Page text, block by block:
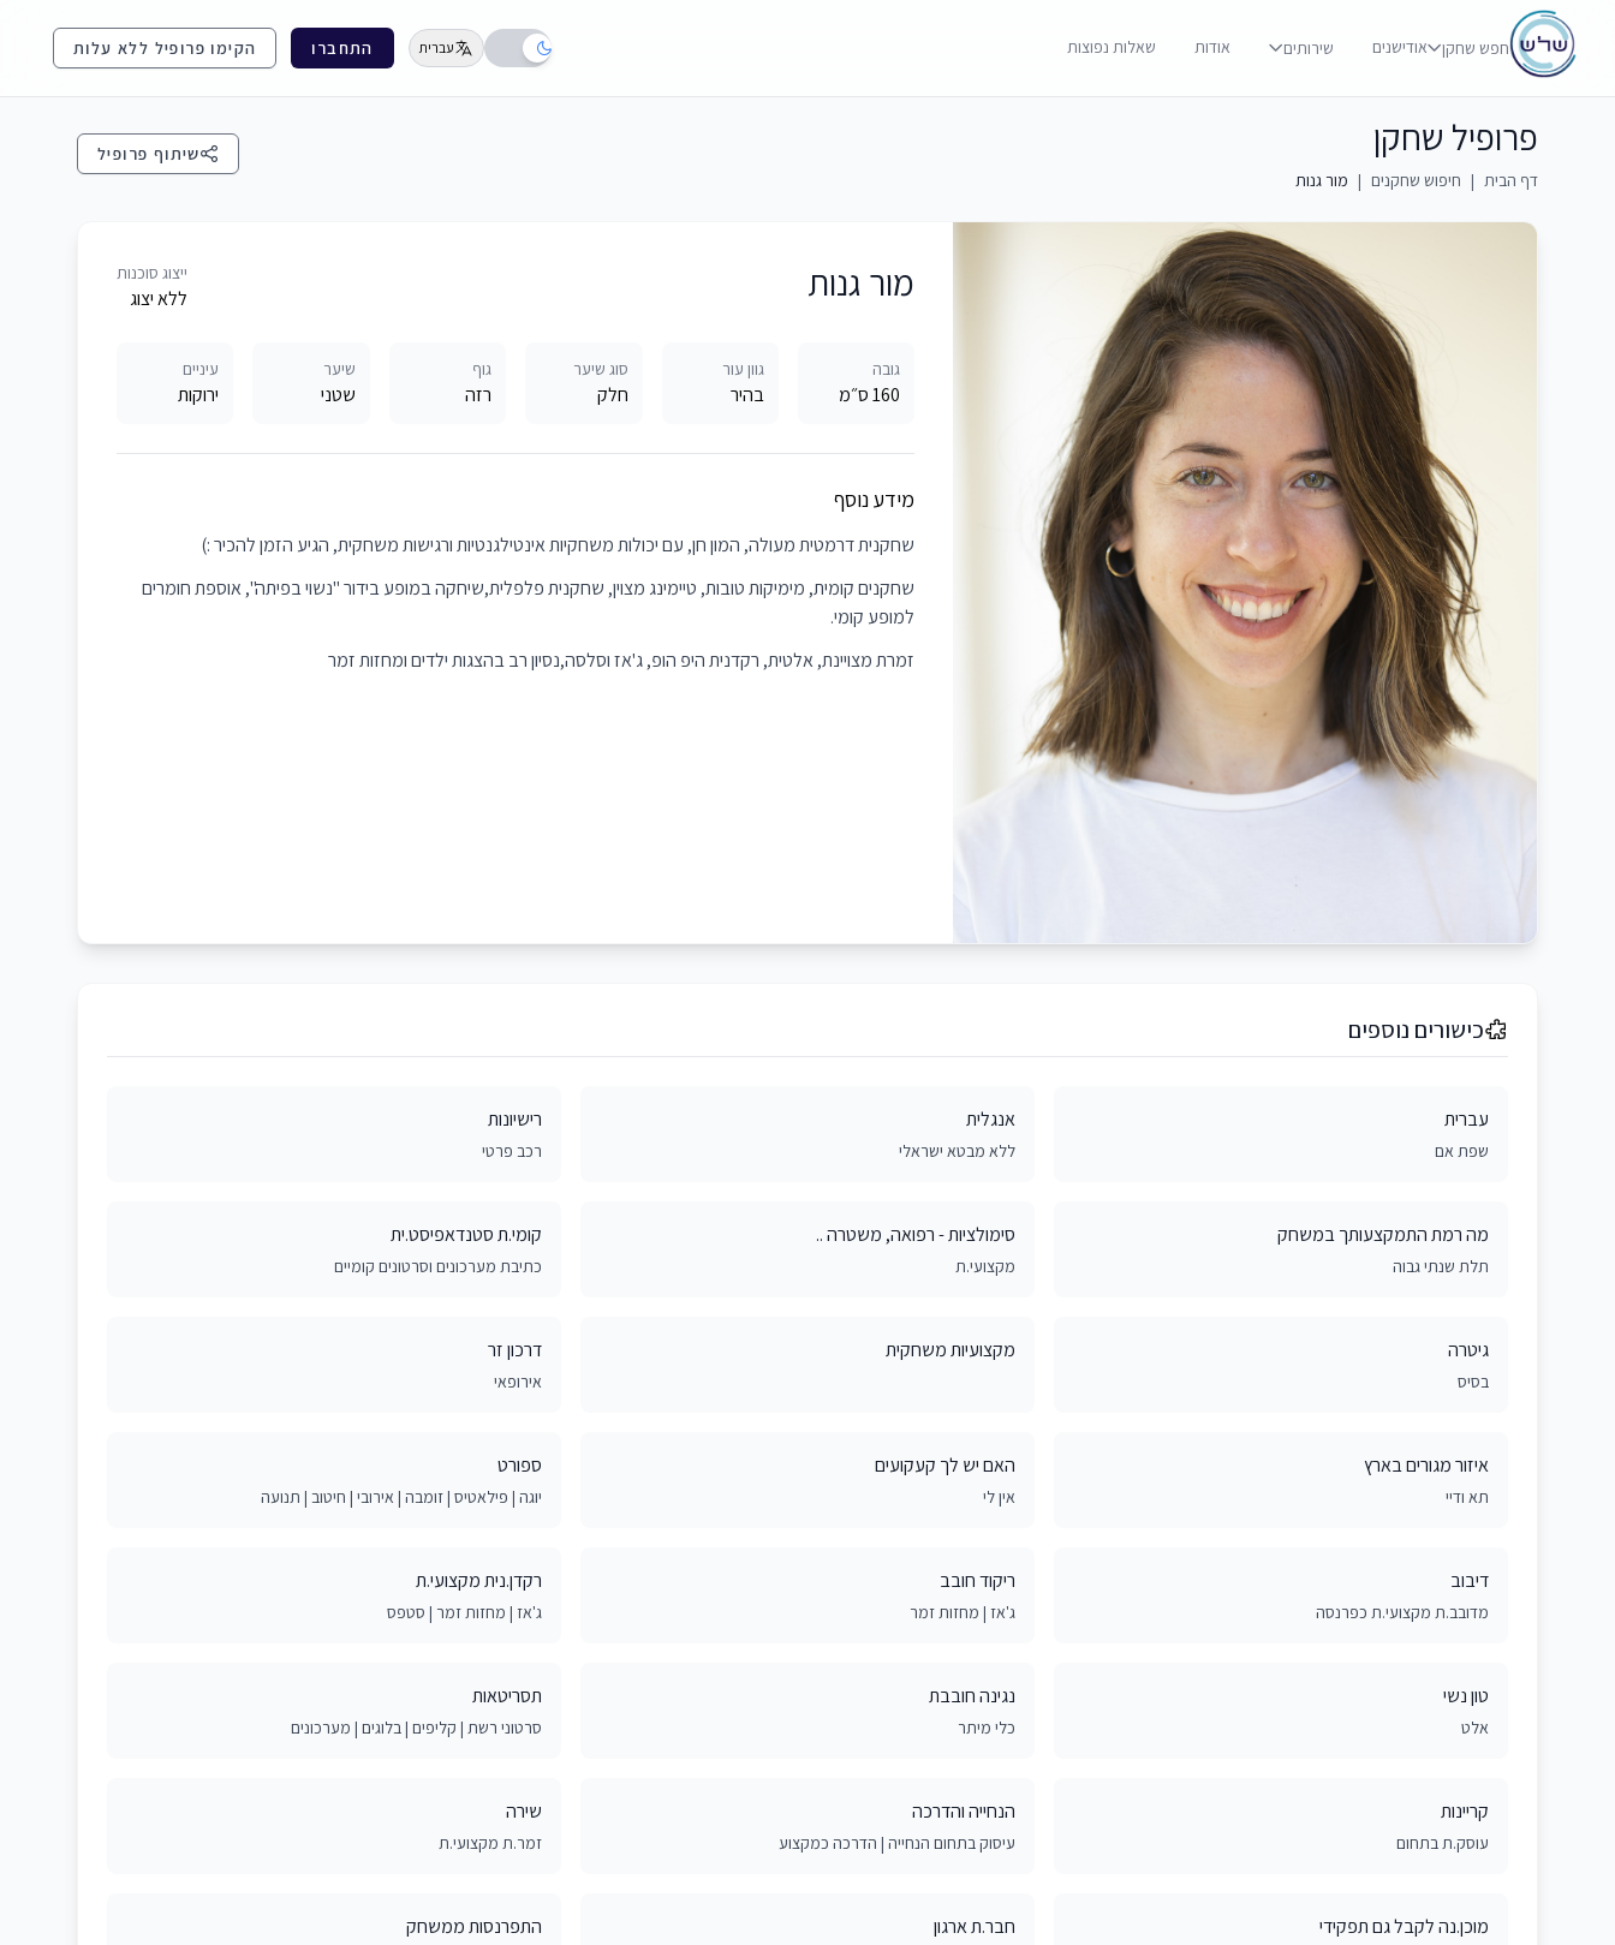
חפש שחקן אודישנים שירותים אודות שאלות נפוצות עברית התחברו הקימו פרופיל ללא עלות
פרופיל שחקן
דף הבית | חיפוש שחקנים | מור גנות
שיתוף פרופיל
מור גנות ייצוג סוכנות
ללא יצוג
גובה
160 ס״מ
גוון עור
בהיר
סוג שיער
חלק
גוף
רזה
שיער
שטני
עיניים
ירוקות
מידע נוסף
שחקנית דרמטית מעולה, המון חן, עם יכולות משחקיות אינטילגנטיות ורגישות משחקית, הגיע הזמן להכיר :)
שחקנים קומית, מימיקות טובות, טיימינג מצוין, שחקנית פלפלית,שיחקה במופע בידור "נשוי בפיתה", אוספת חומרים
למופע קומי.
זמרת מצויינת, אלטית, רקדנית היפ הופ, ג'אז וסלסה,נסיון רב בהצגות ילדים ומחזות זמר
כישורים נוספים
עברית
שפת אם
אנגלית
ללא מבטא ישראלי
רישיונות
רכב פרטי
מה רמת התמקצעותך במשחק
תלת שנתי גבוה
סימולציות - רפואה, משטרה ..
מקצועי.ת
קומי.ת סטנדאפיסט.ית
כתיבת מערכונים וסרטונים קומיים
גיטרה
בסיס
מקצועיות משחקית דרכון זר
אירופאי
איזור מגורים בארץ
תא ודיי
האם יש לך קעקועים
אין לי
ספורט
יוגה | פילאטיס | זומבה | אירובי | חיטוב | תנועה
דיבוב
מדובב.ת מקצועי.ת כפרנסה
ריקוד חובב
ג'אז | מחזות זמר
רקדן.נית מקצועי.ת
ג'אז | מחזות זמר | סטפס ​
טון נשי
אלט
נגינה חובבת
כלי מיתר
תסריטאות
סרטוני רשת | קליפים | בלוגים | מערכונים
קריינות
עוסק.ת בתחום
הנחייה והדרכה
עיסוק בתחום הנחייה | הדרכה כמקצוע
שירה
זמר.ת מקצועי.ת
מוכן.נה לקבל גם תפקידי חבר.ת ארגון התפרנסות ממשחק